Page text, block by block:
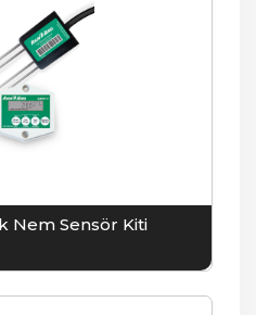
Nem Sensör Kiti